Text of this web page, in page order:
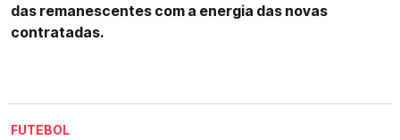
das remanescentes com a energia das novas
contratadas.
FUTEBOL